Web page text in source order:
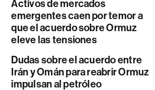
Activos de mercados
emergentes caen por temor a
que el acuerdo sobre Ormuz
eleve las tensiones
Dudas sobre el acuerdo entre
Irán y Omán para reabrir Ormuz
impulsan al petróleo